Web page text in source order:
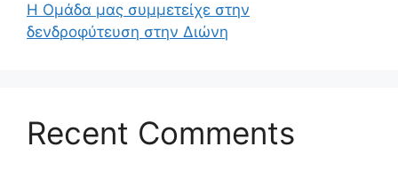
Η Ομάδα μας συμμετείχε στην
δενδροφύτευση στην Διώνη
Recent Comments